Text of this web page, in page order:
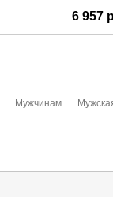
6 957
Мужчинам